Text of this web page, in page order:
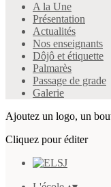
A la Une
Présentation
Actualités
Nos enseignants
Dôjô et étiquette
Palmarès
Passage de grade
Galerie
Ajoutez un logo, un
Cliquez pour éditer